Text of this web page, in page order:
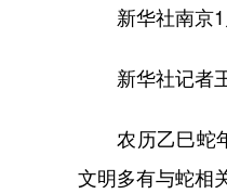
新华社南京1
新华社记者
农历乙巳蛇年
文明多有与蛇相